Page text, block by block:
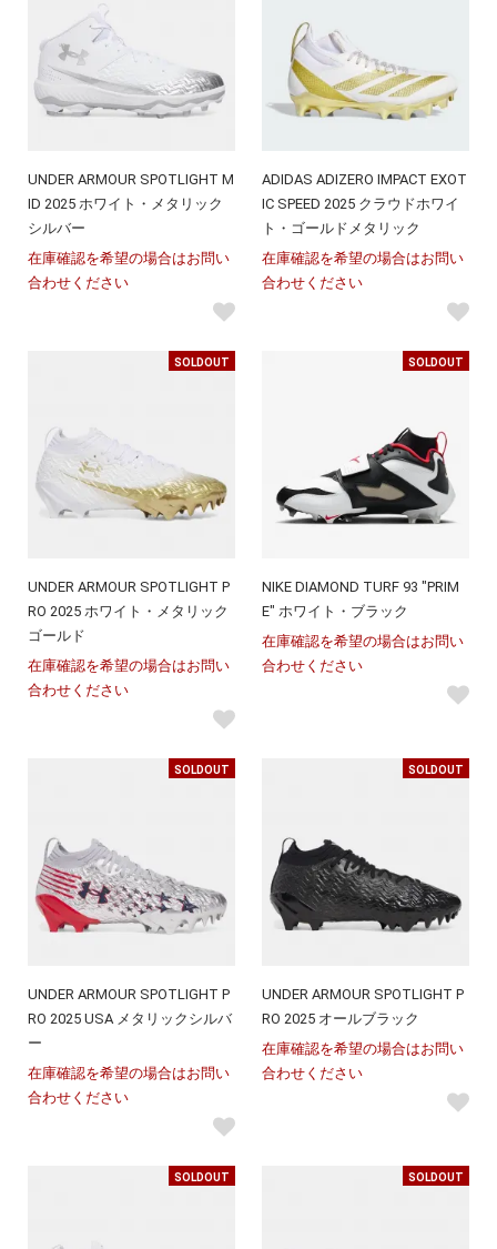
UNDER ARMOUR SPOTLIGHT M
ID 2025 ホワイト・メタリック
シルバー
在庫確認を希望の場合はお問い
合わせください
ADIDAS ADIZERO IMPACT EXOT
IC SPEED 2025 クラウドホワイ
ト・ゴールドメタリック
在庫確認を希望の場合はお問い
合わせください
SOLDOUT
UNDER ARMOUR SPOTLIGHT P
RO 2025 ホワイト・メタリック
ゴールド
在庫確認を希望の場合はお問い
合わせください
SOLDOUT
NIKE DIAMOND TURF 93 "PRIM
E" ホワイト・ブラック
在庫確認を希望の場合はお問い
合わせください
SOLDOUT
UNDER ARMOUR SPOTLIGHT P
RO 2025 USA メタリックシルバ
ー
在庫確認を希望の場合はお問い
合わせください
SOLDOUT
UNDER ARMOUR SPOTLIGHT P
RO 2025 オールブラック
在庫確認を希望の場合はお問い
合わせください
SOLDOUT SOLDOUT